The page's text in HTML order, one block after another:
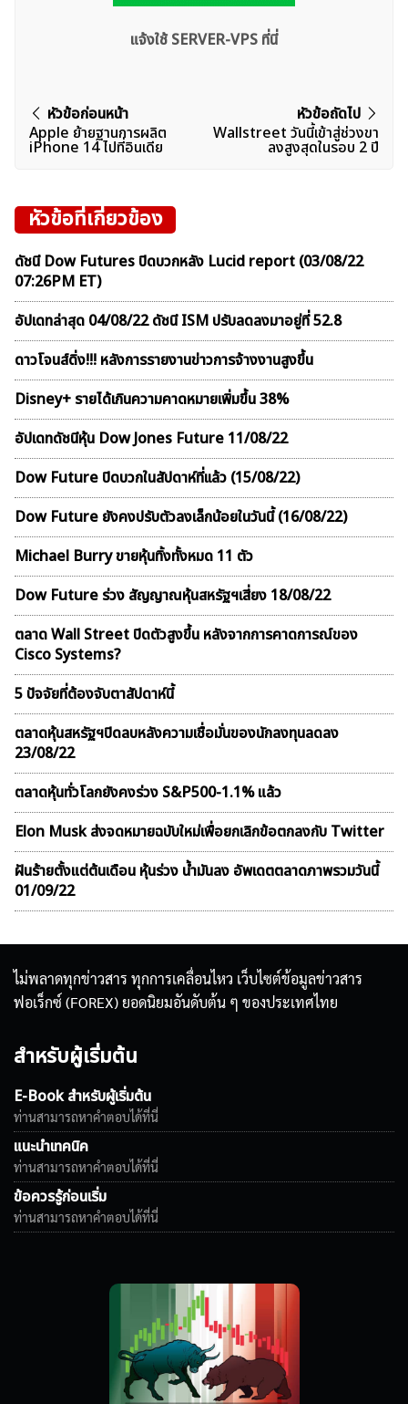
แจ้งใช้ SERVER-VPS ที่นี่
แนะแนว
เรื่อง
หัวข้อก่อนหน้า
Apple ย้ายฐานการผลิต
iPhone 14 ไปที่อินเดีย
หัวข้อถัดไป
Wallstreet วันนี้เข้าสู่ช่วงขา
ลงสูงสุดในรอบ 2 ปี
หัวข้อที่เกี่ยวข้อง
ดัชนี Dow Futures ปิดบวกหลัง Lucid report (03/08/22
07:26PM ET)
อัปเดทล่าสุด 04/08/22 ดัชนี ISM ปรับลดลงมาอยู่ที่ 52.8
ดาวโจนส์ดิ่ง!!! หลังการรายงานข่าวการจ้างงานสูงขึ้น
Disney+ รายได้เกินความคาดหมายเพิ่มขึ้น 38%
อัปเดทดัชนีหุ้น Dow Jones Future 11/08/22
Dow Future ปิดบวกในสัปดาห์ที่เเล้ว (15/08/22)
Dow Future ยังคงปรับตัวลงเล็กน้อยในวันนี้ (16/08/22)
Michael Burry ขายหุ้นทิ้งทั้งหมด 11 ตัว
Dow Future ร่วง สัญญาณหุ้นสหรัฐฯเสี่ยง 18/08/22
ตลาด Wall Street ปิดตัวสูงขึ้น หลังจากการคาดการณ์ของ
Cisco Systems?
5 ปัจจัยที่ต้องจับตาสัปดาห์นี้
ตลาดหุ้นสหรัฐฯปิดลบหลังความเชื่อมั่นของนักลงทุนลดลง
23/08/22
ตลาดหุ้นทั่วโลกยังคงร่วง S&P500-1.1% แล้ว
Elon Musk ส่งจดหมายฉบับใหม่เพื่อยกเลิกข้อตกลงกับ Twitter
ฝันร้ายตั้งแต่ต้นเดือน หุ้นร่วง น้ำมันลง อัพเดตตลาดภาพรวมวันนี้
01/09/22
ไม่พลาดทุกข่าวสาร ทุกการเคลื่อนไหว เว็บไซต์ข้อมูลข่าวสาร
ฟอเร็กซ์ (FOREX) ยอดนิยมอันดับต้น ๆ ของประเทศไทย
สำหรับผู้เริ่มต้น
E-Book สำหรับผู้เริ่มต้น
ท่านสามารถหาคำตอบได้ที่นี่
แนะนำเทคนิค
ท่านสามารถหาคำตอบได้ที่นี่
ข้อควรรู้ก่อนเริ่ม
ท่านสามารถหาคำตอบได้ที่นี่